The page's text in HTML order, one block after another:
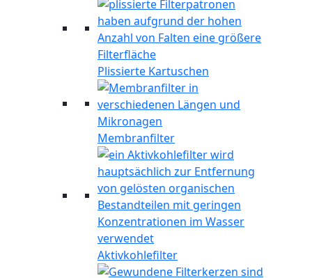
Plissierte Kartuschen
Membranfilter
Aktivkohlefilter